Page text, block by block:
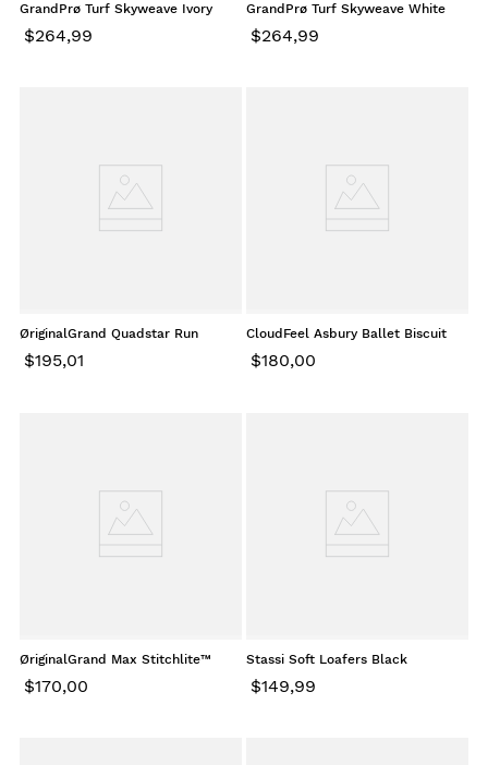
GrandPrø Turf Skyweave Ivory
$264,99
GrandPrø Turf Skyweave White
$264,99
ØriginalGrand Quadstar Run
$195,01
CloudFeel Asbury Ballet Biscuit
$180,00
ØriginalGrand Max Stitchlite™
$170,00
Stassi Soft Loafers Black
$149,99